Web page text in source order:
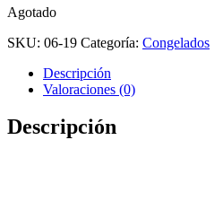
Agotado
SKU: 06-19 Categoría: Congelados
Descripción
Valoraciones (0)
Descripción